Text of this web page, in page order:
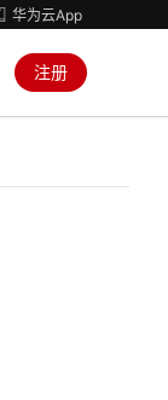
华为云App
注册